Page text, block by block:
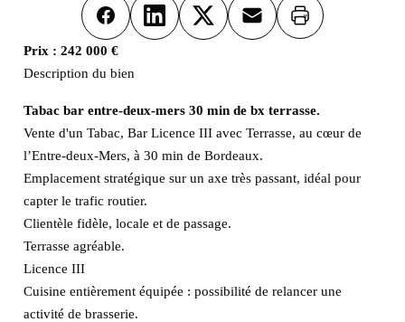
FacebookLinkedInX Email Imprimer
Prix : 242 000 €
Description du bien
Tabac bar entre-deux-mers 30 min de bx terrasse.
Vente d'un Tabac, Bar Licence III avec Terrasse, au cœur de
l’Entre-deux-Mers, à 30 min de Bordeaux.
Emplacement stratégique sur un axe très passant, idéal pour
capter le trafic routier.
Clientèle fidèle, locale et de passage.
Terrasse agréable.
Licence III
Cuisine entièrement équipée : possibilité de relancer une
activité de brasserie.